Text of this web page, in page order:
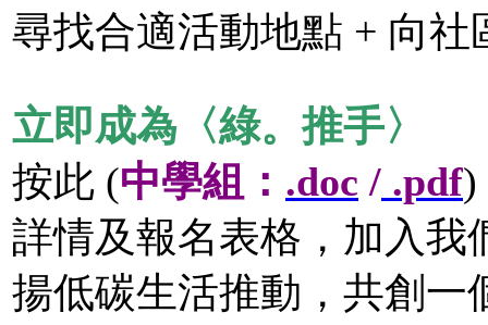
尋找合適活動地點 + 向
立即成為〈綠。推手〉
按此 (中學組： .doc / .pdf)
詳情及報名表格，加入我
揚低碳生活推動，共創一